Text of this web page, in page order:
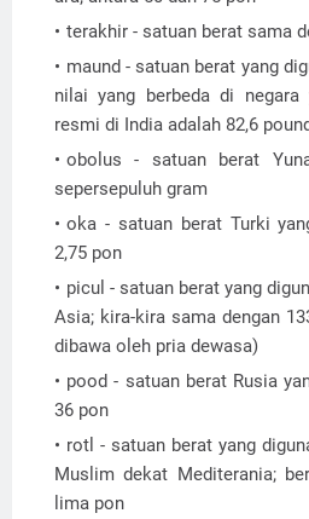
terakhir - satuan berat sama
maund - satuan berat yang
nilai yang berbeda di negara
resmi di India adalah 82,6
obolus - satuan berat
sepersepuluh gram
oka - satuan berat Turki
2,75 pon
picul - satuan berat yang
Asia; kira-kira sama dengan
dibawa oleh pria dewasa)
pood - satuan berat Rusia
36 pon
rotl - satuan berat yang
Muslim dekat Mediterania;
lima pon